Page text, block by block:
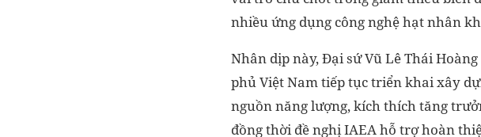
nhiều ứng dụng công nghệ hạt nhân
Nhân dịp này, Đại sứ Vũ Lê Thái
phủ Việt Nam tiếp tục triển khai xây
nguồn năng lượng, kích thích tăng
đồng thời đề nghị IAEA hỗ trợ hoàn